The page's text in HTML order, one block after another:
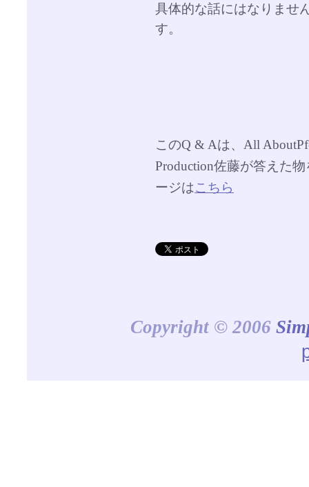
具体的な話にはなりませ
す。
このQ & Aは、All
Production佐藤が答えた
ージはこちら
Copyright © 2006